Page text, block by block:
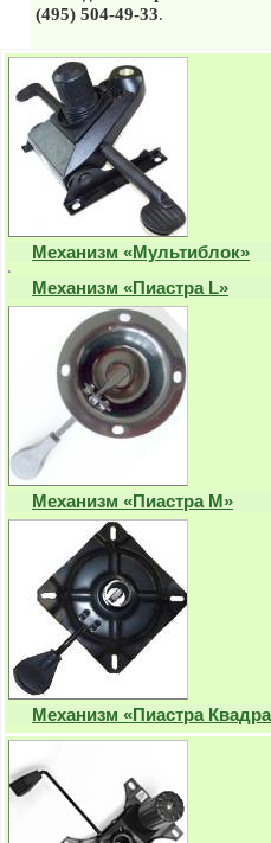
(495) 504-49-33.
Механизм «Мультиблок»
Механизм «Пиастра L»
Механизм «Пиастра M»
Механизм «Пиастра